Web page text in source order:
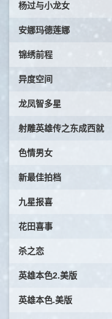
杨过与小龙女
安娜玛德莲娜
锦绣前程
异度空间
龙凤智多星
射雕英雄传之东成西就
色情男女
新最佳拍档
九星报喜
花田喜事
杀之恋
英雄本色2.美版
英雄本色.美版